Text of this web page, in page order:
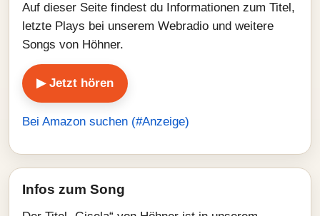
Auf dieser Seite findest du Informationen zum Titel,
letzte Plays bei unserem Webradio und weitere
Songs von Höhner.
▶ Jetzt hören
Bei Amazon suchen (#Anzeige)
Infos zum Song